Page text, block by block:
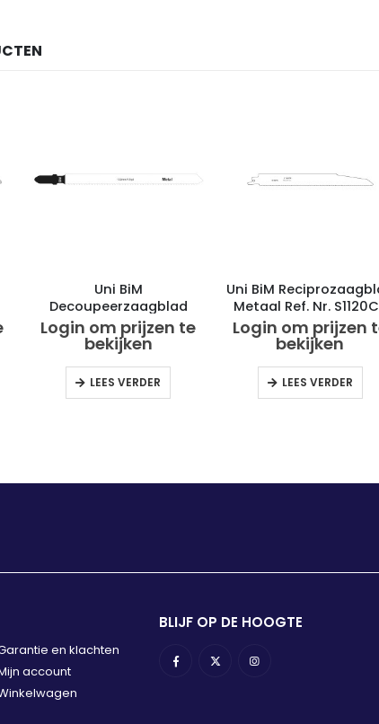
Uni BiM
Decoupeerzaagblad
Metaal Ref. Nr. T318BF
Login om prijzen te
bekijken
LEES VERDER
Uni BiM
Metaal Ref. Nr.
Login om prijzen
bekijken
LEES VERDER
en klachten
account
BLIJF OP DE HOOGTE